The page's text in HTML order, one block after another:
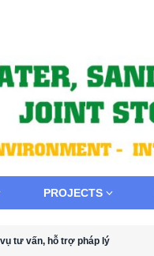
PROJECTS
tư vấn, hỗ trợ pháp lý